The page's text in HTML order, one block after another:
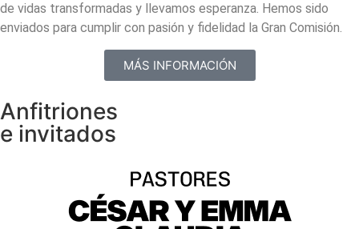
de vidas transformadas y llevamos esperanza. Hemos sido
enviados para cumplir con pasión y fidelidad la Gran Comisión.
MÁS INFORMACIÓN
Anfitriones
e invitados